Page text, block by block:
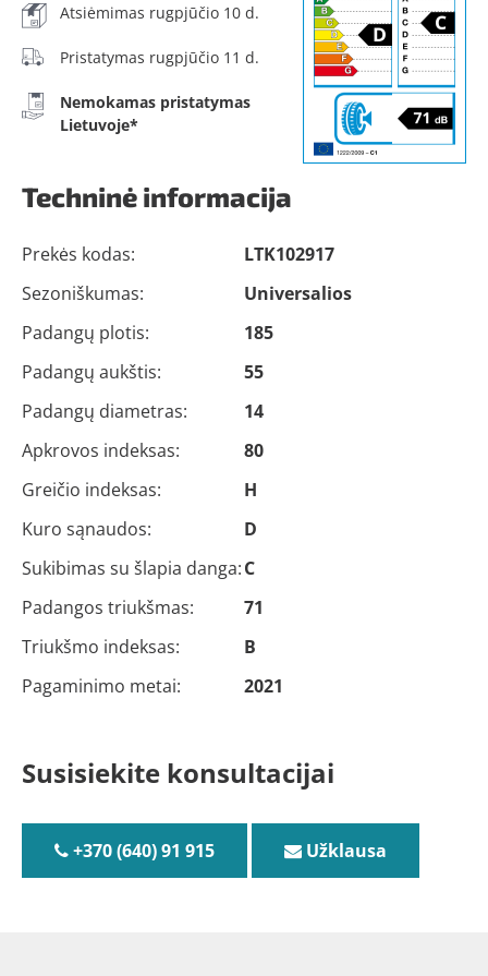
Atsiėmimas rugpjūčio 10 d.
Pristatymas rugpjūčio 11 d.
Nemokamas pristatymas
Lietuvoje*
Techninė informacija
Prekės kodas:
LTK102917
Sezoniškumas:
Universalios
Padangų plotis:
185
Padangų aukštis:
55
Padangų diametras:
14
Apkrovos indeksas:
80
Greičio indeksas:
H
Kuro sąnaudos:
D
Sukibimas su šlapia danga:C
Padangos triukšmas:
71
Triukšmo indeksas:
B
Pagaminimo metai:
2021
Susisiekite konsultacijai
+370 (640) 91 915 Užklausa